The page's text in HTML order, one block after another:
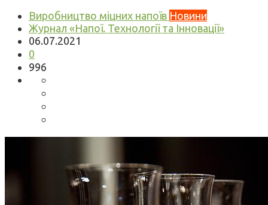
Виробництво міцних напоїв Новини
Журнал «Напої. Технології та Інновації»
06.07.2021
0
996